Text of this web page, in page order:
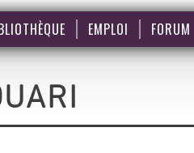
EMPLOI FORUM